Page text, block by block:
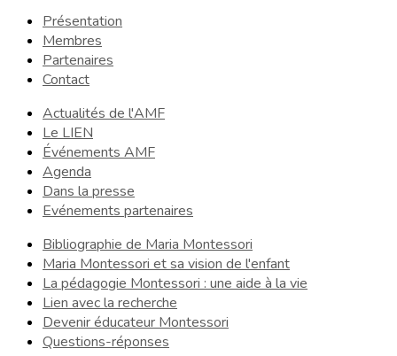
Présentation
Membres
Partenaires
Contact
Actualités de l'AMF
Le LIEN
Événements AMF
Agenda
Dans la presse
Evénements partenaires
Bibliographie de Maria Montessori
Maria Montessori et sa vision de l'enfant
La pédagogie Montessori : une aide à la vie
Lien avec la recherche
Devenir éducateur Montessori
Questions-réponses